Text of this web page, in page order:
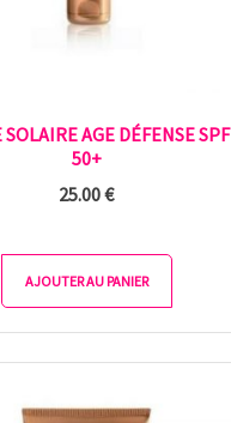
SOLAIRE AGE DÉFENSE SPF
50+
25.00€
AJOUTER AU PANIER